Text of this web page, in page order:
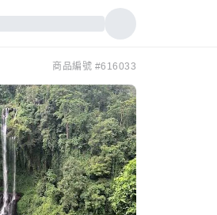
商品編號 #616033